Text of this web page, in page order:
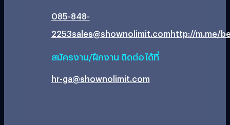
085-848-
2253sales@shownolimit.comhttp://m.me/
สมัครงาน/ฝึกงาน ติดต่อได้ที่
hr-ga@shownolimit.com